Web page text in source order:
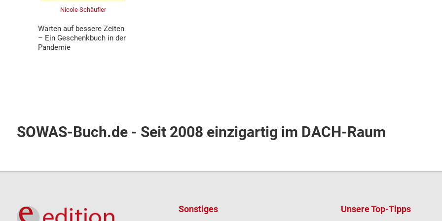
Nicole Schäufler
Warten auf bessere Zeiten
– Ein Geschenkbuch in der
Pandemie
SOWAS-Buch.de - Seit 2008 einzigartig im DACH-Raum
Sonstiges Unsere Top-Tipps